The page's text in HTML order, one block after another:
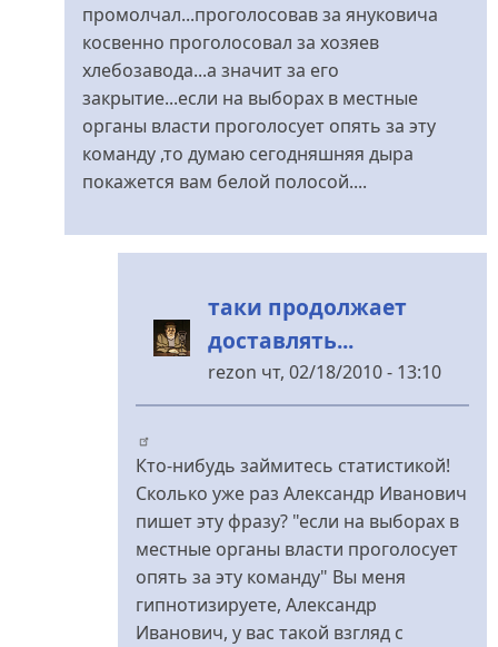
Формовой
таки
остановили...
Грымза
промолчал...проголосовав за януковича
косвенно проголосовал за хозяев
хлебозавода...а значит за его
закрытие...если на выборах в местные
органы власти проголосует опять за эту
команду ,то думаю сегодняшняя дыра
покажется вам белой полосой....
таки продолжает
доставлять...
rezon чт, 02/18/2010 - 13:10
У
мы
не
промолчали...
від
Меланченко
Кто-нибудь займитесь статистикой!
Сколько уже раз Александр Иванович
пишет эту фразу? "если на выборах в
местные органы власти проголосует
опять за эту команду" Вы меня
гипнотизируете, Александр
Иванович, у вас такой взгляд с